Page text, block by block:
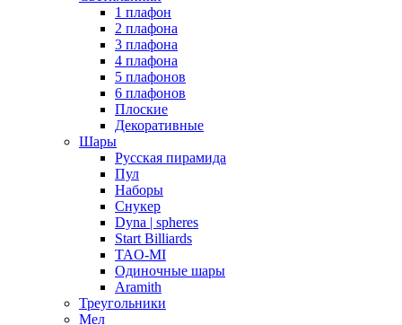
1 плафон
2 плафона
3 плафона
4 плафона
5 плафонов
6 плафонов
Плоские
Декоративные
Шары
Русская пирамида
Пул
Наборы
Снукер
Dyna | spheres
Start Billiards
TAO-MI
Одиночные шары
Aramith
Треугольники
Мел